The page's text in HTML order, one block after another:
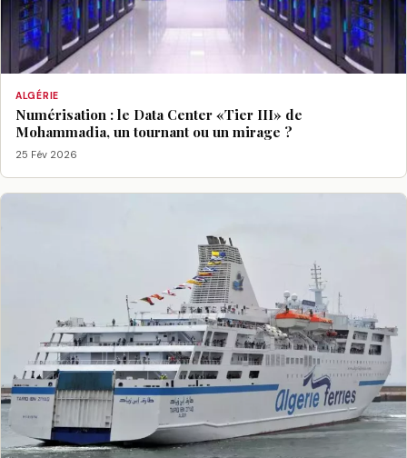
ALGÉRIE
Numérisation : le Data Center «Tier III» de
Mohammadia, un tournant ou un mirage ?
25 Fév 2026